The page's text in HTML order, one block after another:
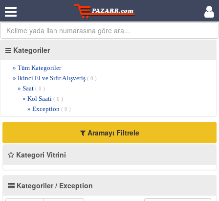
Kategoriler
» Tüm Kategoriler
» İkinci El ve Sıfır Alışveriş ( 0 )
» Saat ( 0 )
» Kol Saati ( 0 )
» Exception ( 0 )
Aramayı Filtrele
Kategori Vitrini
Kategoriler / Exception